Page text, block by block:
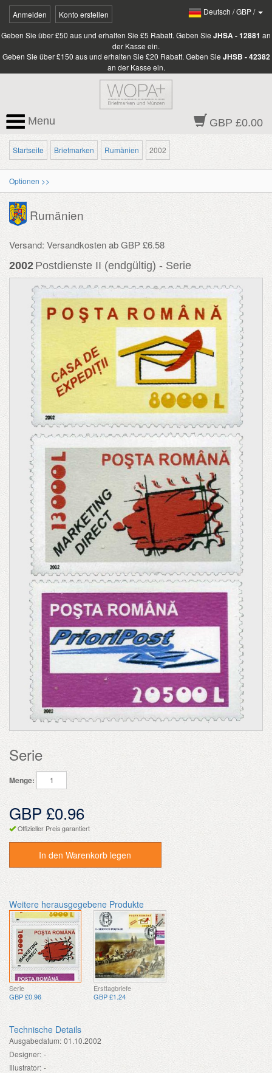
Anmelden Konto erstellen Deutsch /GBP/
Geben Sie über £50 aus und erhalten Sie £5 Rabatt. Geben Sie JHSA - 12881 an
der Kasse ein.
Geben Sie über £150 aus und erhalten Sie £20 Rabatt. Geben Sie JHSB - 42382
an der Kasse ein.
GBP £0.00
Menu
Startseite Briefmarken Rumänien 2002
Optionen >>
Rumänien
Versand: Versandkosten ab GBP £6.58
2002 Postdienste II (endgültig) - Serie
Serie
Menge:
GBP £0.96
Offizieller Preis garantiert
In den Warenkorb legen
Weitere herausgegebene Produkte
Serie
GBP £0.96
Ersttagbriefe
GBP £1.24
Technische Details
Ausgabedatum: 01.10.2002
Designer: -
Illustrator: -